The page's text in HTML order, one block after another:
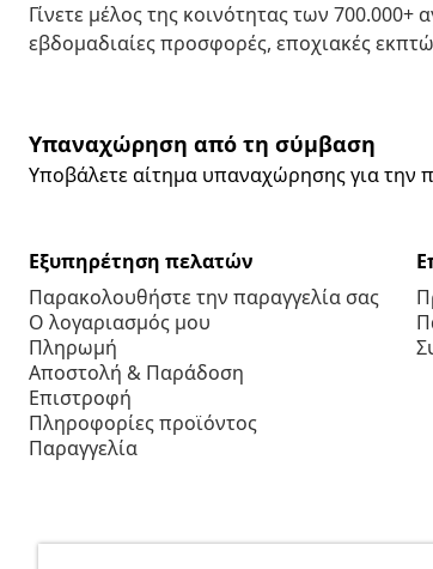
Γίνετε μέλος της κοινότητας των
εβδομαδιαίες προσφορές, εποχιακές
Υπαναχώρηση από τη σύμβαση
Υποβάλετε αίτημα υπαναχώρησης για την
Εξυπηρέτηση πελατών
Παρακολουθήστε την παραγγελία σας
Ο λογαριασμός μου
Πληρωμή
Αποστολή & Παράδοση
Επιστροφή
Πληροφορίες προϊόντος
Παραγγελία